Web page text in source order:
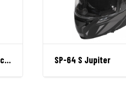
Pinlock set DKS 002 photochromic 70 perf SP-64 S Jupiter